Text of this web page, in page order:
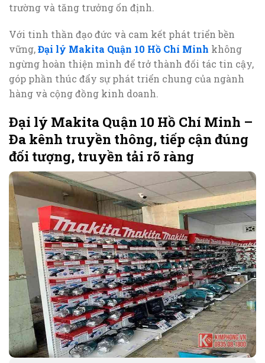
trường và tăng trưởng ổn định.
Với tinh thần đạo đức và cam kết phát triển bền
vững,Đại lý Makita Quận 10 Hồ Chí Minh không
ngừng hoàn thiện mình để trở thành đối tác tin cậy,
góp phần thúc đẩy sự phát triển chung của ngành
hàng và cộng đồng kinh doanh.
Đại lý Makita Quận 10 Hồ Chí Minh –
Đa kênh truyền thông, tiếp cận đúng
đối tượng, truyền tải rõ ràng